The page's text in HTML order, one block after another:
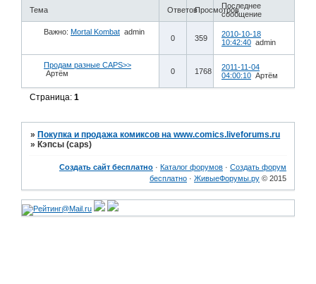
Тема ОтветовПросмотровПоследнее
сообщение
Важно: Mortal Kombat admin
0 359
2010-10-18
10:42:40 admin
Продам разные CAPS>>
Артём
0 1768
2011-11-04
04:00:10 Артём
Страница:1
» Покупка и продажа комиксов на www.comics.liveforums.ru
» Кэпсы (caps)
Создать сайт бесплатно · Каталог форумов · Создать форум
бесплатно · ЖивыеФорумы.ру © 2015